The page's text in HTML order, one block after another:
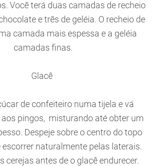
Você terá duas camadas de recheio
e três de geléia. O recheio de
camada mais espessa e a geléia
camadas finas.
Glacê
de confeiteiro numa tijela e vá
pingos, misturando até obter um
Despeje sobre o centro do topo
escorrer naturalmente pelas laterais.
cerejas antes de o glacê endurecer.